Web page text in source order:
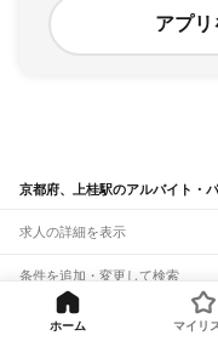
アプ
京都府、上桂駅のアルバイト・
求人の詳細を表示
条件を追加・変更して検索
市区町村を追加・変更
関連キーワード
ホーム マイリ